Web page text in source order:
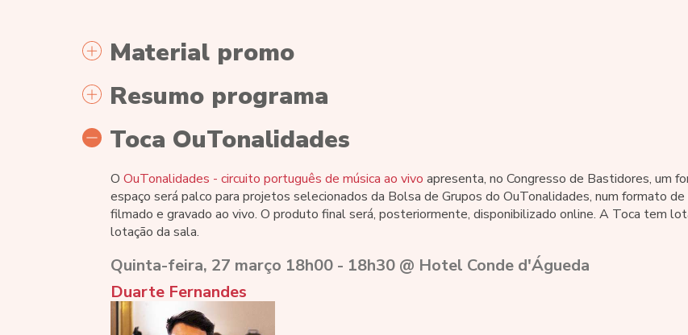
Material promo
Resumo programa
Toca OuTonalidades
O OuTonalidades - circuito português de música ao vivo apresenta, no Congresso de Bastidores, um
espaço será palco para projetos selecionados da Bolsa de Grupos do OuTonalidades, num formato
filmado e gravado ao vivo. O produto final será, posteriormente, disponibilizado online. A Toca tem
lotação da sala.
Quinta-feira, 27 março 18h00 - 18h30 @ Hotel Conde d'Águeda
Duarte Fernandes